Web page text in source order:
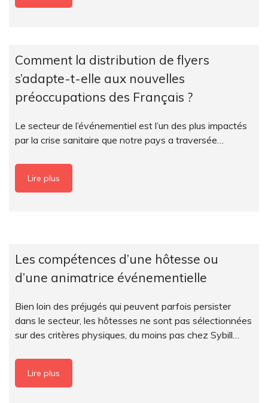
Comment la distribution de flyers
s’adapte-t-elle aux nouvelles
préoccupations des Français ?
Le secteur de l’événementiel est l’un des plus impactés
par la crise sanitaire que notre pays a traversée…
Lire plus
Les compétences d’une hôtesse ou
d’une animatrice événementielle
Bien loin des préjugés qui peuvent parfois persister
dans le secteur, les hôtesses ne sont pas sélectionnées
sur des critères physiques, du moins pas chez Sybill…
Lire plus